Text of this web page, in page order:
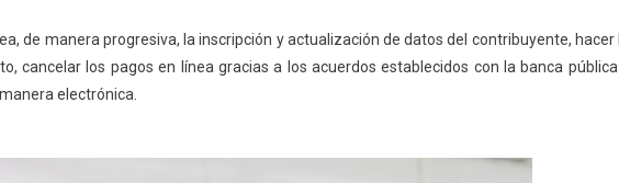
de manera progresiva, la inscripción y actualización de datos del contribuyente, hacer
cancelar los pagos en línea gracias a los acuerdos establecidos con la banca
electrónica.